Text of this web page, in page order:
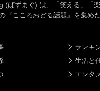
(ばずまぐ) は、「笑える」「
『こころおどる話題』を集め
ランキ
生活と
エンタ